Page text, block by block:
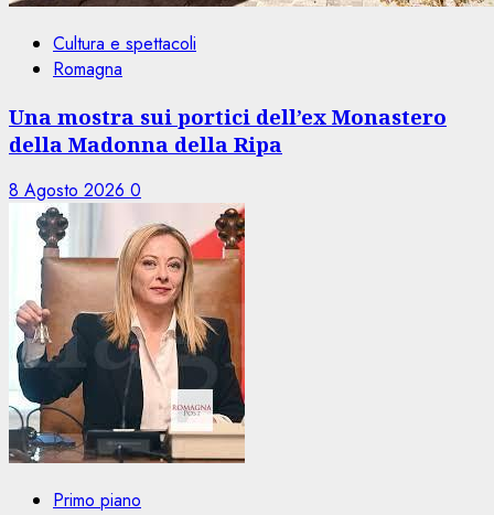
Cultura e spettacoli
Romagna
Una mostra sui portici dell’ex Monastero
della Madonna della Ripa
8 Agosto 2026 0
Primo piano